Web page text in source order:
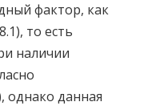
фактор, как
то есть
наличии
однако данная